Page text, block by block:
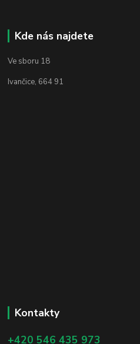
Kde nás najdete
Ve sboru 18
Ivančice, 664 91
Kontakty
+420 546 435 973